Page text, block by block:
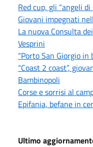
Red cup, gli “angeli
Giovani impegnati
La nuova Consulta
Vesprini
“Porto San Giorgio in
“Coast 2 coast”,
Bambinopoli
Corse e sorrisi al
Epifania, befane in
Ultimo